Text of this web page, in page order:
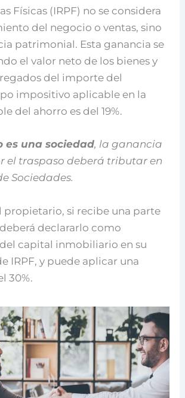
Físicas (IRPF) no se considera
del negocio o ventas, sino
patrimonial. Esta ganancia se
el valor neto de los bienes y
del importe del
impositivo aplicable en la
del ahorro es del 19%.
es una sociedad, la ganancia
el traspaso deberá tributar en
Sociedades.
propietario, si recibe una parte
declararlo como
capital inmobiliario en su
IRPF, y puede aplicar una
30%.